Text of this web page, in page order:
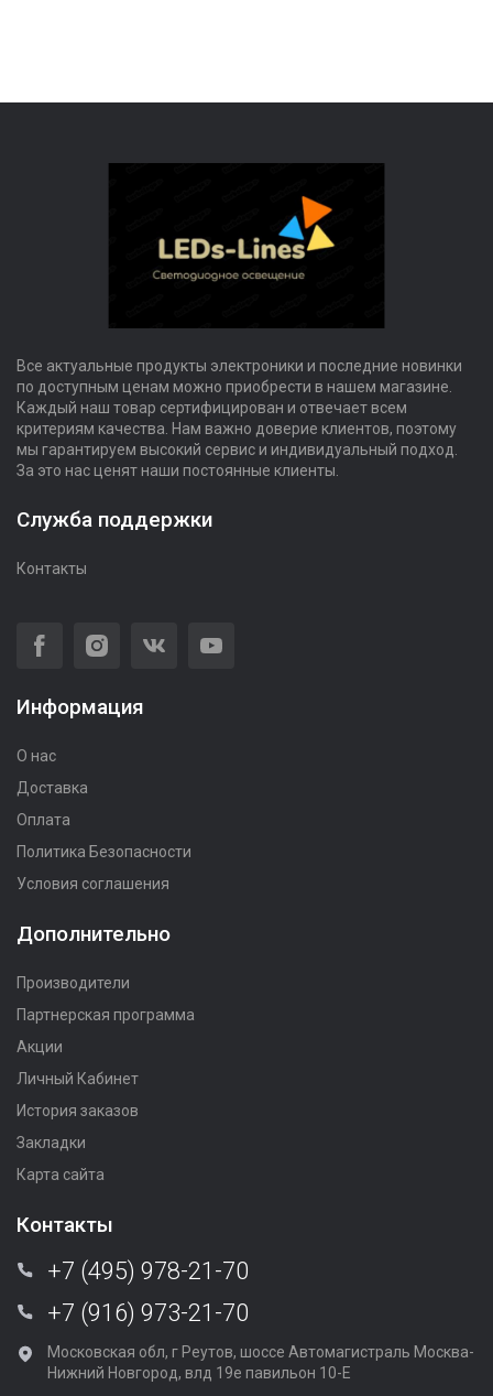
Все актуальные продукты электроники и последние новинки
по доступным ценам можно приобрести в нашем магазине.
Каждый наш товар сертифицирован и отвечает всем
критериям качества. Нам важно доверие клиентов, поэтому
мы гарантируем высокий сервис и индивидуальный подход.
За это нас ценят наши постоянные клиенты.
Служба поддержки
Контакты
Информация
О нас
Доставка
Оплата
Политика Безопасности
Условия соглашения
Дополнительно
Производители
Партнерская программа
Акции
Личный Кабинет
История заказов
Закладки
Карта сайта
Контакты
+7 (495) 978-21-70
+7 (916) 973-21-70
Московская обл, г Реутов, шоссе Автомагистраль Москва-
Нижний Новгород, влд 19е павильон 10-Е